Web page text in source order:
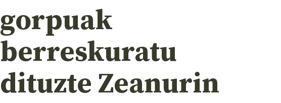
gorpuak
berreskuratu
dituzte Zeanurin